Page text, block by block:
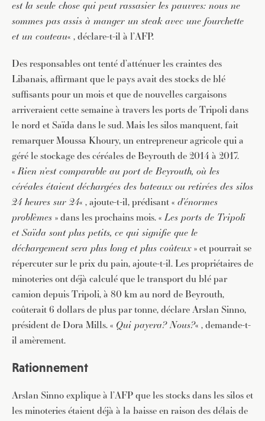
est la seule chose qui peut rassasier les pauvres: nous ne
sommes pas assis à manger un steak avec une fourchette
et un couteau« , déclare-t-il à l’AFP.
Des responsables ont tenté d’atténuer les craintes des
Libanais, affirmant que le pays avait des stocks de blé
suffisants pour un mois et que de nouvelles cargaisons
arriveraient cette semaine à travers les ports de Tripoli dans
le nord et Saïda dans le sud. Mais les silos manquent, fait
remarquer Moussa Khoury, un entrepreneur agricole qui a
géré le stockage des céréales de Beyrouth de 2014 à 2017.
«Rien n’est comparable au port de Beyrouth, où les
céréales étaient déchargées des bateaux ou retirées des silos
24 heures sur 24« , ajoute-t-il, prédisant « d’énormes
problèmes » dans les prochains mois. «Les ports de Tripoli
et Saïda sont plus petits, ce qui signifie que le
déchargement sera plus long et plus coûteux» et pourrait se
répercuter sur le prix du pain, ajoute-t-il. Les propriétaires de
minoteries ont déjà calculé que le transport du blé par
camion depuis Tripoli, à 80 km au nord de Beyrouth,
coûterait 6 dollars de plus par tonne, déclare Arslan Sinno,
président de Dora Mills. « Qui payera? Nous?« , demande-t-
il amèrement.
Rationnement
Arslan Sinno explique à l’AFP que les stocks dans les silos et
les minoteries étaient déjà à la baisse en raison des délais de